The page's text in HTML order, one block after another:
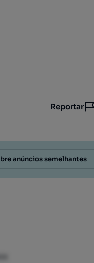
Reportar
anúncios semelhantes